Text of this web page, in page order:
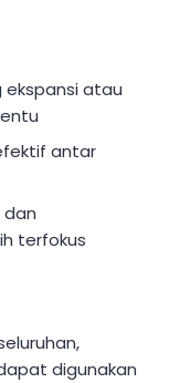
atau
antar
terfokus
digunakan